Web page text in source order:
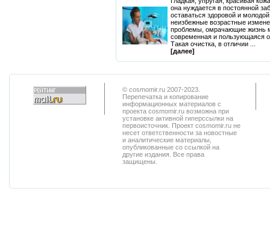
она нуждается в постоянной
оставаться здоровой и
неизбежные возрастные
проблемы, омрачающие жизнь
современная и пользующаяся
Такая очистка, в отличии ...
[далее]
© cosmomir.ru 2007-2023.
Перепечатка и копирование
информационных материалов с
проекта cosmomir.ru возможна при
установке активной гиперссылки на
первоисточник. Проект cosmomir.ru не
несет ответственности за новостные
и аналитические материалы,
опубликованные со ссылкой на
другие издания. Все права
защищены.